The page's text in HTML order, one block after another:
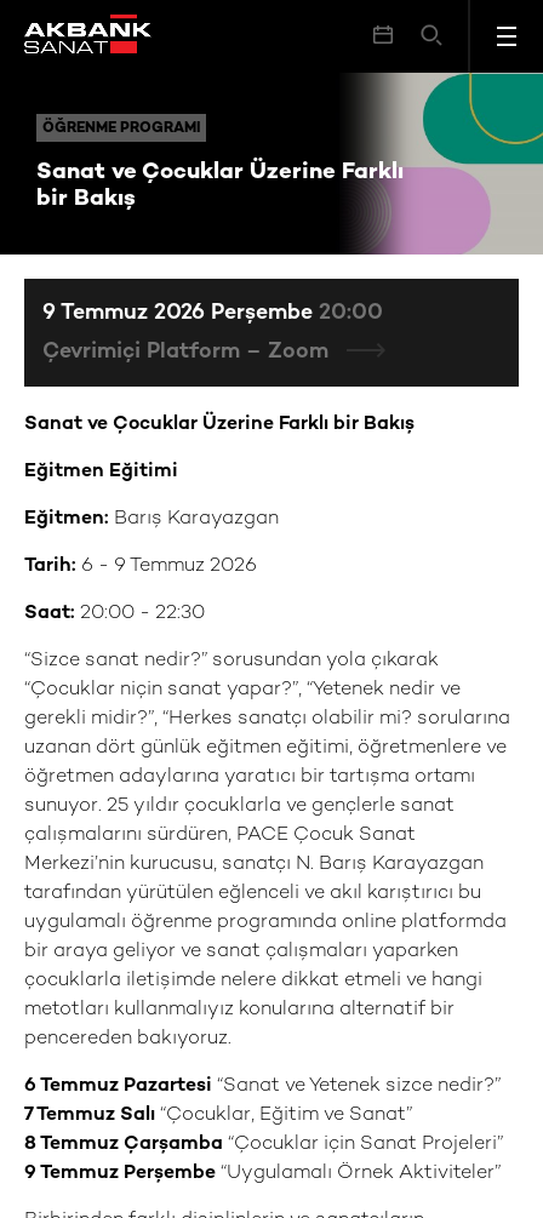
ÖĞRENME PROGRAMI
Sanat ve Çocuklar Üzerine Farklı
bir Bakış
ÖĞRENME PROGRAMI Sanat ve Çocuklar Üzerine Farklı bir Bakış
Sanat ve Çocuklar Üzerine Farklı bir Bakış
Eğitmen Eğitimi
Eğitmen: Barış Karayazgan
Tarih: 6 - 9 Temmuz 2026
Saat: 20:00 - 22:30
“Sizce sanat nedir?” sorusundan yola çıkarak
“Çocuklar niçin sanat yapar?”, “Yetenek nedir ve
gerekli midir?”, “Herkes sanatçı olabilir mi? sorularına
uzanan dört günlük eğitmen eğitimi, öğretmenlere ve
öğretmen adaylarına yaratıcı bir tartışma ortamı
sunuyor. 25 yıldır çocuklarla ve gençlerle sanat
çalışmalarını sürdüren, PACE Çocuk Sanat
Merkezi’nin kurucusu, sanatçı N. Barış Karayazgan
tarafından yürütülen eğlenceli ve akıl karıştırıcı bu
uygulamalı öğrenme programında online platformda
bir araya geliyor ve sanat çalışmaları yaparken
çocuklarla iletişimde nelere dikkat etmeli ve hangi
metotları kullanmalıyız konularına alternatif bir
pencereden bakıyoruz.
6 Temmuz Pazartesi “Sanat ve Yetenek sizce nedir?”
7 Temmuz Salı “Çocuklar, Eğitim ve Sanat”
8 Temmuz Çarşamba “Çocuklar için Sanat Projeleri”
9 Temmuz Perşembe “Uygulamalı Örnek Aktiviteler”
9 Temmuz 2026 Perşembe 20:00
Çevrimiçi Platform – Zoom